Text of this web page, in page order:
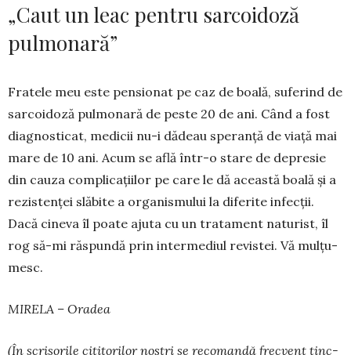
„Caut un leac pentru sarcoidoză
pulmonară”
Fratele meu este pensionat pe caz de boală, suferind de
sarcoidoză pulmonară de peste 20 de ani. Când a fost
diagnosticat, medicii nu-i dă­deau speranță de viață mai
mare de 10 ani. Acum se află într-o stare de depresie
din cauza com­pli­cațiilor pe care le dă această boală și a
rezistenței slăbite a orga­nismului la diferite in­fecții.
Dacă cineva îl poate aju­t­a cu un tratament naturist, îl
rog să-mi răs­pundă prin in­termediul re­vistei. Vă mulțu­
mesc.
MIRELA – Oradea
(În scrisorile cititorilor noș­tri se recomandă frecvent tinc­